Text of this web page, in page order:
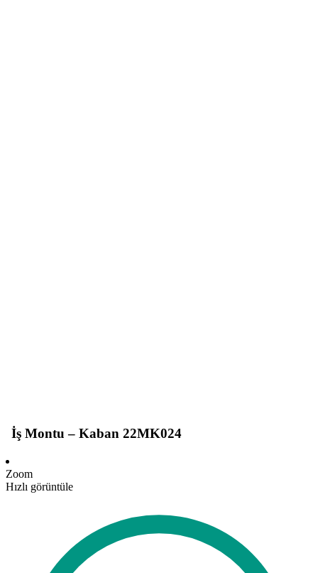
İş Montu – Kaban 22MK024
Zoom
Hızlı görüntüle